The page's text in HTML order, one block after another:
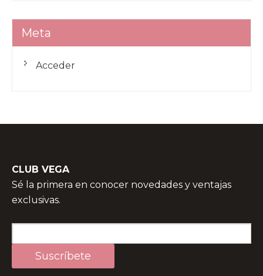
Meta
Acceder
CLUB VEGA
Sé la primera en conocer novedades y ventajas
exclusivas.